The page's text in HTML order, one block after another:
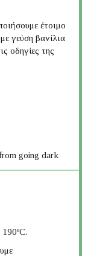
έτοιμο
γεύση βανίλια
οδηγίες της
going dark